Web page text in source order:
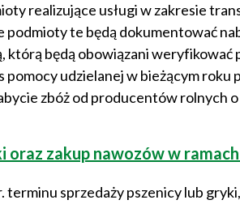
realizujące usługi w zakresie
te będą dokumentować
będą obowiązani weryfikować
pomocy udzielanej w bieżącym
zbóż od producentów rolnych
oraz zakup nawozów w
terminu sprzedaży pszenicy lub